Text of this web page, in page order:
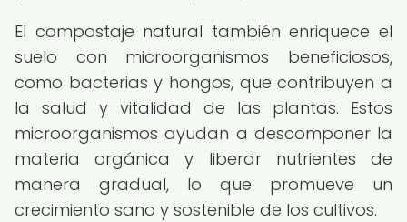
El compostaje natural también enriquece el
suelo con microorganismos beneficiosos,
como bacterias y hongos, que contribuyen a
la salud y vitalidad de las plantas. Estos
microorganismos ayudan a descomponer la
materia orgánica y liberar nutrientes de
manera gradual, lo que promueve un
crecimiento sano y sostenible de los cultivos.